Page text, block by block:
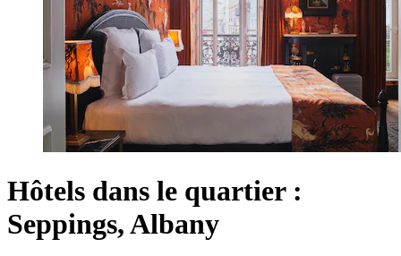
Hôtels dans le quartier :
Seppings, Albany